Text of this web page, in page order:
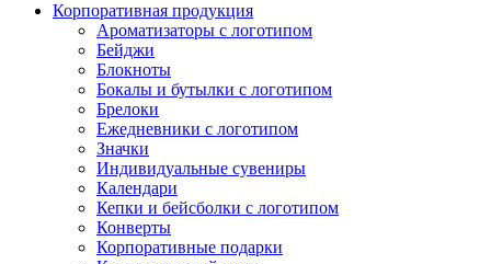
Корпоративная продукция
Ароматизаторы с логотипом
Бейджи
Блокноты
Бокалы и бутылки с логотипом
Брелоки
Ежедневники с логотипом
Значки
Индивидуальные сувениры
Календари
Кепки и бейсболки с логотипом
Конверты
Корпоративные подарки